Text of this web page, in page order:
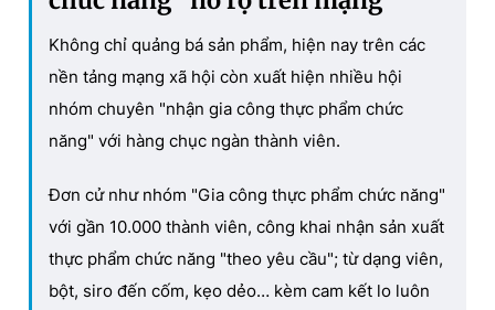
Không chỉ quảng bá sản phẩm, hiện nay trên các
nền tảng mạng xã hội còn xuất hiện nhiều hội
nhóm chuyên "nhận gia công thực phẩm chức
năng" với hàng chục ngàn thành viên.
Đơn cử như nhóm "Gia công thực phẩm chức năng"
với gần 10.000 thành viên, công khai nhận sản xuất
thực phẩm chức năng "theo yêu cầu"; từ dạng viên,
bột, siro đến cốm, kẹo dẻo… kèm cam kết lo luôn